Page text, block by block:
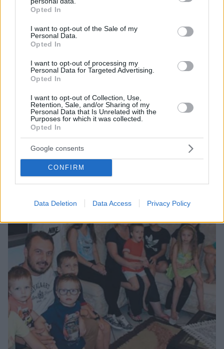
grant or deny consent to Google and its third-party tags to
use your data for below specified purposes in below Google
consent section.
Opted In
I want to opt-out of the Sale of my
Personal Data.
Opted In
I want to opt-out of processing my
Personal Data for Targeted Advertising.
Opted In
I want to opt-out of Collection, Use,
Retention, Sale, and/or Sharing of my
Personal Data that Is Unrelated with the
Purposes for which it was collected.
Opted In
Google consents
CONFIRM
Data Deletion Data Access Privacy Policy
«Πόσα θέλεις για το κορίτσι;»: Τουρίστας στην
Κρήτη ζητά... τιμή για να ασελγήσει σε ανήλικη, τι
καταγγέλλει ο ιδιοκτήτης επιχείρησης
07.08.2026, 18:22